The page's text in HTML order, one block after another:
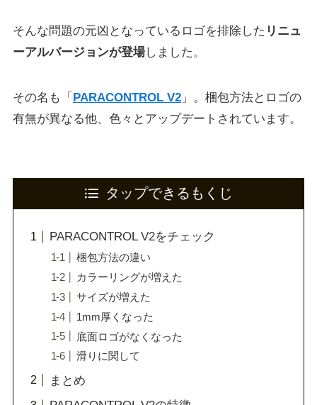
そんな問題の元凶となっているロゴを排除した リニュ
ーアルバージョンが登場しました。
その名も「 PARACONTROL V2」。梱包方法とロゴの
有無が異なる他、色々とアップデートされています。
タップできるもくじ
PARACONTROL V2をチェック
梱包方法の違い
カラーリングが増えた
サイズが増えた
1mm厚くなった
底面ロゴがなくなった
滑りに関して
まとめ